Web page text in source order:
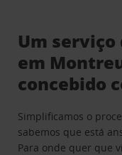
Um serviço
em
concebido
Simplificamos o
sabemos que está
Para onde quer que